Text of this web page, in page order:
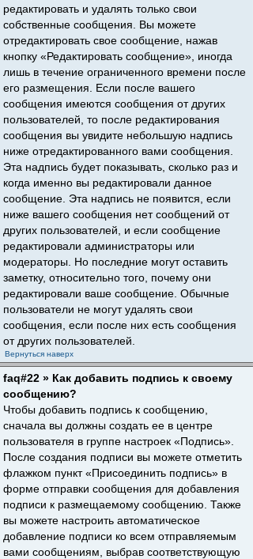
редактировать и удалять только свои
собственные сообщения. Вы можете
отредактировать свое сообщение, нажав
кнопку «Редактировать сообщение», иногда
лишь в течение ограниченного времени после
его размещения. Если после вашего
сообщения имеются сообщения от других
пользователей, то после редактирования
сообщения вы увидите небольшую надпись
ниже отредактированного вами сообщения.
Эта надпись будет показывать, сколько раз и
когда именно вы редактировали данное
сообщение. Эта надпись не появится, если
ниже вашего сообщения нет сообщений от
других пользователей, и если сообщение
редактировали администраторы или
модераторы. Но последние могут оставить
заметку, относительно того, почему они
редактировали ваше сообщение. Обычные
пользователи не могут удалять свои
сообщения, если после них есть сообщения
от других пользователей.
Вернуться наверх
faq#22 » Как добавить подпись к своему
сообщению?
Чтобы добавить подпись к сообщению,
сначала вы должны создать ее в центре
пользователя в группе настроек «Подпись».
После создания подписи вы можете отметить
флажком пункт «Присоединить подпись» в
форме отправки сообщения для добавления
подписи к размещаемому сообщению. Также
вы можете настроить автоматическое
добавление подписи ко всем отправляемым
вами сообщениям, выбрав соответствующую